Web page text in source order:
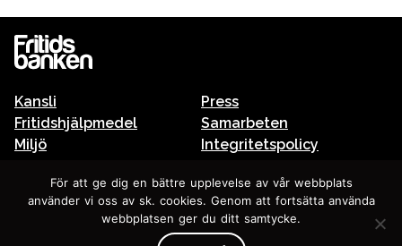
Kansli
Press
Fritidshjälpmedel
Samarbeten
Miljö
Integritetspolicy
In english
För att ge dig en bättre upplevelse av vår webbplats
använder vi oss av sk. cookies. Genom att fortsätta använda
webbplatsen ger du ditt samtycke.